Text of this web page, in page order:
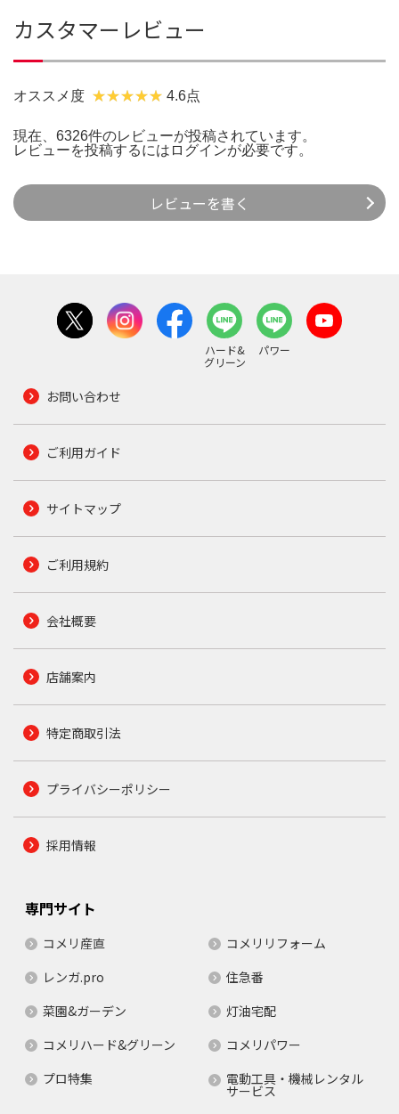
カスタマーレビュー
オススメ度 4.6点
現在、6326件のレビューが投稿されています。
レビューを投稿するには ログインが必要です。
レビューを書く
ハード&
グリーン
パワー
お問い合わせ
ご利用ガイド
サイトマップ
ご利用規約
会社概要
店舗案内
特定商取引法
プライバシーポリシー
採用情報
専門サイト
コメリ産直
コメリリフォーム
レンガ.pro
住急番
菜園&ガーデン
灯油宅配
コメリハード&グリーン
コメリパワー
プロ特集
電動工具・機械レンタル
サービス